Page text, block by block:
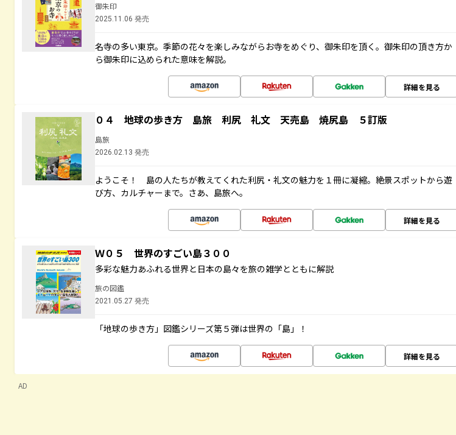
御朱印
2025.11.06 発売
名寺の多い東京。季節の花々を楽しみながらお寺をめぐり、御朱印を頂く。御朱印の頂き方か
ら御朱印に込められた意味を解説。
詳細を見る
０４ 地球の歩き方 島旅 利尻 礼文 天売島 焼尻島 ５訂版
島旅
2026.02.13 発売
ようこそ！ 島の人たちが教えてくれた利尻・礼文の魅力を１冊に凝縮。絶景スポットから遊
び方、カルチャーまで。さあ、島旅へ。
詳細を見る
Ｗ０５ 世界のすごい島３００
多彩な魅力あふれる世界と日本の島々を旅の雑学とともに解説
旅の図鑑
2021.05.27 発売
「地球の歩き方」図鑑シリーズ第５弾は世界の「島」！
詳細を見る
AD